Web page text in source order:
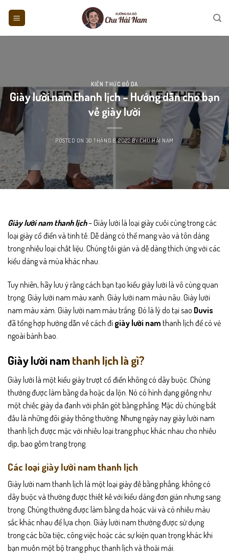
KIẾN THỨC ĐỒ DA
Giày lười nam thanh lịch – Hướng dẫn cho bạn
về giày lười
POSTED ON 30 THÁNG 8, 2022BY CHU HẢI NAM
Giày lười nam thanh lịch– Giày lười là loại giày cuối cùng trong các
loại giày cổ điển và tinh tế. Dễ dàng có thể mang vào và tôn dáng
trong nhiều loại chất liệu. Chúng tối giản và dễ dàng thích ứng với các
kiểu dáng và mùa khác nhau.
Tuy nhiên, hãy lưu ý rằng cách bạn tạo kiểu giày lười là vô cùng quan
trọng. Giày lười nam màu xanh. Giày lười nam màu nâu. Giày lười
nam màu xám. Giày lười nam màu trắng. Đó là lý do tại sao Duvis
đã tổng hợp hướng dẫn về cách đi giày lười nam thanh lịch để có vẻ
ngoài bảnh bao.
Giày lười namthanh lịch là gì?
Giày lười là một kiểu giày trượt cổ điển không có dây buộc. Chúng
thường được làm bằng da hoặc da lộn. Nó có hình dạng giống như
một chiếc giày da đanh với phần gót bằng phẳng. Mặc dù chúng bắt
đầu là những đôi giày thông thường. Nhưng ngày nay giày lười nam
thanh lịch được mặc với nhiều loại trang phục khác nhau cho nhiều
dịp, bao gồm trang trọng.
Các loại giày lười nam thanh lịch
Giày lười nam thanh lịch là một loại giày đế bằng phẳng, không có
dây buộc và thường được thiết kế với kiểu dáng đơn giản nhưng sang
trọng. Chúng thường được làm bằng da hoặc vải và có nhiều màu
sắc khác nhau để lựa chọn. Giày lười nam thường được sử dụng
trong các bữa tiệc, công việc hoặc các sự kiện quan trọng khác khi
bạn muốn một bộ trang phục thanh lịch và thoải mái.